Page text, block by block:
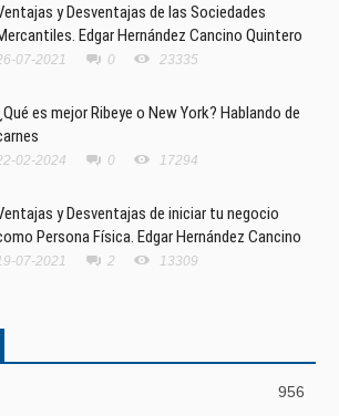
y Desventajas de las Sociedades
Edgar Hernández Cancino Quintero
07-2021 0 23335
es mejor Ribeye o New York? Hablando de
02-2024 0 17294
y Desventajas de iniciar tu negocio
Persona Física. Edgar Hernández Cancino
07-2021 2 13309
956